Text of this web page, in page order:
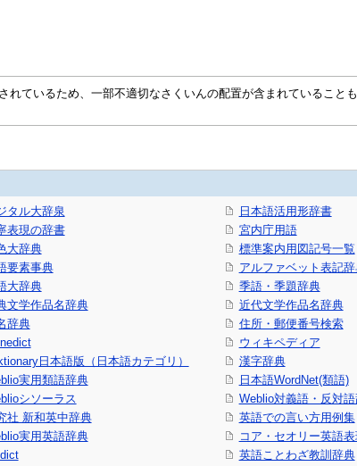
ているため、一部不適切なさくいんの配置が含まれていることも
タル大辞泉
表現の辞書
大辞典
要素事典
大辞典
文学作品名辞典
辞典
日本語版（日本語カテゴリ）
実用類語辞典
シソーラス
社 新和英中辞典
実用英語辞典
日本語活用形辞書
宮内庁用語
標準案内用図記号一覧
アルファベット表記
季語・季題辞典
近代文学作品名辞典
住所・郵便番号検索
ウィキペディア
漢字辞典
日本語WordNet(類語)
Weblio対義語・反対
英語での言い方用例集
コア・セオリー英語
英語ことわざ教訓辞典